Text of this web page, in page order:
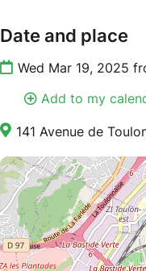
Date and place
Wed Mar 19, 2025
Add to my
141 Avenue de